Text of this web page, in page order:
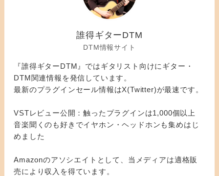
誰得ギターDTM
DTM情報サイト
『誰得ギターDTM』ではギタリスト向けにギター・
DTM関連情報を発信しています。
最新のプラグインセール情報はX(Twitter)が最速です。
VSTレビュー公開：触ったプラグインは1,000個以上
音楽聞くのも好きでイヤホン・ヘッドホンも集めはじ
めました
Amazonのアソシエイトとして、当メディアは適格販
売により収入を得ています。